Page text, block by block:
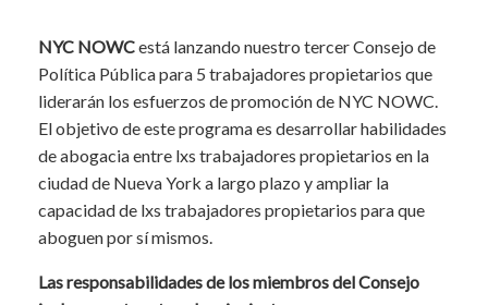
NYC NOWCestá lanzando nuestro tercer Consejo de
Política Pública para 5 trabajadores propietarios que
liderarán los esfuerzos de promoción de NYC NOWC.
El objetivo de este programa es desarrollar habilidades
de abogacia entre lxs trabajadores propietarios en la
ciudad de Nueva York a largo plazo y ampliar la
capacidad de lxs trabajadores propietarios para que
aboguen por sí mismos.
Las responsabilidades de los miembros del Consejo